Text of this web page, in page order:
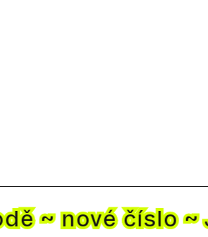
~ novéčíslo ~